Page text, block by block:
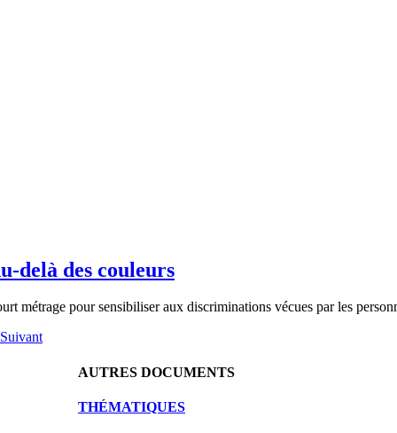
delà des couleurs
métrage pour sensibiliser aux discriminations vécues par les
Suivant
AUTRES DOCUMENTS
THÉMATIQUES